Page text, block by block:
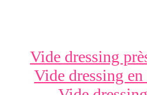
Vide dressing
Vide dressing